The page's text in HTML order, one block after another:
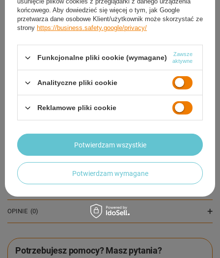
800 cm + 4 Samochody
43,20 zł
OPIS
SZCZEGÓŁOWE DANE
OPINIE (0)
Potrzebujesz pomocy? Masz pytania?
końcowego. Aby dowiedzieć się więcej o tym, jak Google
przetwarza dane osobowe Klient/użytkownik może skorzystać ze
strony https://business.safety.google/privacy/
Funkcjonalne pliki cookie (wymagane)
Zawsze
aktywne
Analityczne pliki cookie
Reklamowe pliki cookie
Potwierdzam wymagane
Potwierdzam wszystkie